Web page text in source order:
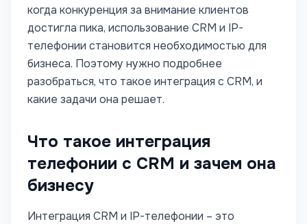
когда конкуренция за внимание клиентов
достигла пика, использование CRM и IP-
телефонии становится необходимостью для
бизнеса. Поэтому нужно подробнее
разобраться, что такое интеграция с CRM, и
какие задачи она решает.
Что такое интеграция
телефонии с CRM и зачем она
бизнесу
Интеграция CRM и IP-телефонии – это